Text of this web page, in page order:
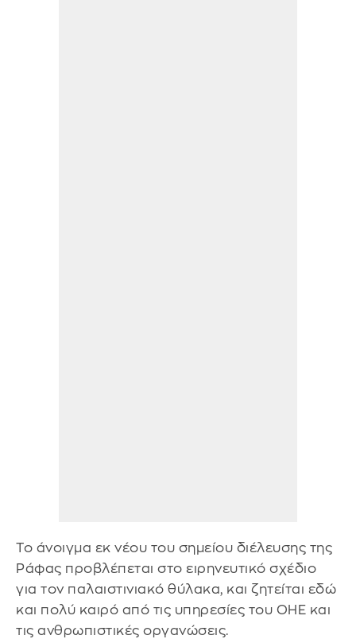
Το άνοιγμα εκ νέου του σημείου διέλευσης της
Ράφας προβλέπεται στο ειρηνευτικό σχέδιο
για τον παλαιστινιακό θύλακα, και ζητείται εδώ
και πολύ καιρό από τις υπηρεσίες του ΟΗΕ και
τις ανθρωπιστικές οργανώσεις.